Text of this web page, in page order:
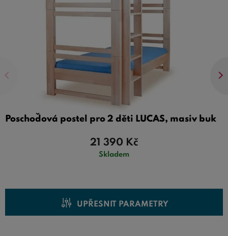
azdravotní nezávadnost. Pokud si u nás
na vhodný rošt ( pokud není součástí ) a také na kvalitní
Poschoďová postel pro 2 děti LUCAS, masiv buk
Skladem
21 390 Kč
UPŘESNIT PARAMETRY